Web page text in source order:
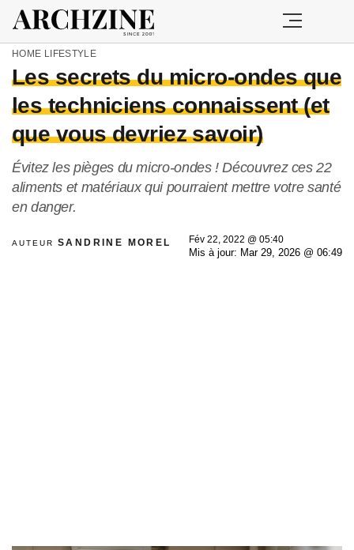
HOME LIFESTYLE
Les secrets du micro-ondes que
les techniciens connaissent (et
que vous devriez savoir)
Évitez les pièges du micro-ondes ! Découvrez ces 22
aliments et matériaux qui pourraient mettre votre santé
en danger.
AUTEUR SANDRINE MOREL
Fév 22, 2022 @ 05:40
Mis à jour: Mar 29, 2026 @ 06:49